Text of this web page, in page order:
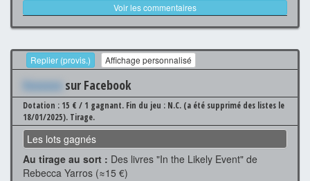
Voir les commentaires
Replier (provis.) Affichage personnalisé
Xxxxxxx sur Facebook
Dotation : 15 € / 1 gagnant. Fin du jeu : N.C. (a été supprimé des listes le
18/01/2025). Tirage.
Les lots gagnés
Au tirage au sort : Des livres "In the Likely Event" de
Rebecca Yarros (≈15 €)